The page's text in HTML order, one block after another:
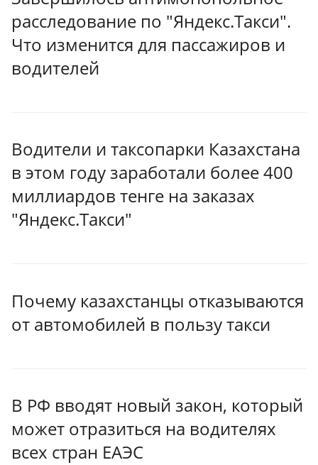
расследование по "Яндекс.Такси".
Что изменится для пассажиров и
водителей
Водители и таксопарки Казахстана
в этом году заработали более 400
миллиардов тенге на заказах
"Яндекс.Такси"
Почему казахстанцы отказываются
от автомобилей в пользу такси
В РФ вводят новый закон, который
может отразиться на водителях
всех стран ЕАЭС